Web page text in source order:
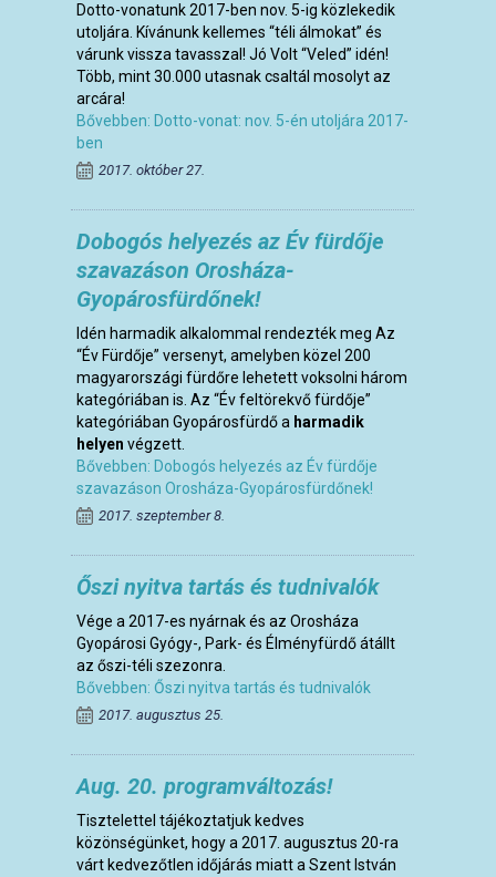
Dotto-vonatunk 2017-ben nov. 5-ig közlekedik
utoljára. Kívánunk kellemes “téli álmokat” és
várunk vissza tavasszal! Jó Volt “Veled” idén!
Több, mint 30.000 utasnak csaltál mosolyt az
arcára!
Bővebben: Dotto-vonat: nov. 5-én utoljára 2017-
ben
2017. október 27.
Dobogós helyezés az Év fürdője
szavazáson Orosháza-
Gyopárosfürdőnek!
Idén harmadik alkalommal rendezték meg Az
“Év Fürdője” versenyt, amelyben közel 200
magyarországi fürdőre lehetett voksolni három
kategóriában is. Az “Év feltörekvő fürdője”
kategóriában Gyopárosfürdő a harmadik
helyen végzett.
Bővebben: Dobogós helyezés az Év fürdője
szavazáson Orosháza-Gyopárosfürdőnek!
2017. szeptember 8.
Őszi nyitva tartás és tudnivalók
Vége a 2017-es nyárnak és az Orosháza
Gyopárosi Gyógy-, Park- és Élményfürdő átállt
az őszi-téli szezonra.
Bővebben: Őszi nyitva tartás és tudnivalók
2017. augusztus 25.
Aug. 20. programváltozás!
Tisztelettel tájékoztatjuk kedves
közönségünket, hogy a 2017. augusztus 20-ra
várt kedvezőtlen időjárás miatt a Szent István